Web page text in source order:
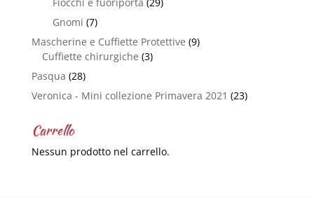
Gnomi (7)
Mascherine e Cuffiette Protettive (9)
Cuffiette chirurgiche (3)
Pasqua (28)
Veronica - Mini collezione Primavera 2021 (23)
Carrello
Nessun prodotto nel carrello.